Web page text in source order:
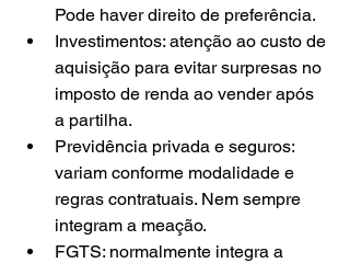
Pode haver direito de preferência.
Investimentos: atenção ao custo de
aquisição para evitar surpresas no
imposto de renda ao vender após
a partilha.
Previdência privada e seguros:
variam conforme modalidade e
regras contratuais. Nem sempre
integram a meação.
FGTS: normalmente integra a